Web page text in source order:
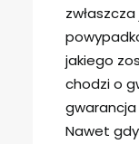
jakiego
chodzi o
gwarancja
Nawet